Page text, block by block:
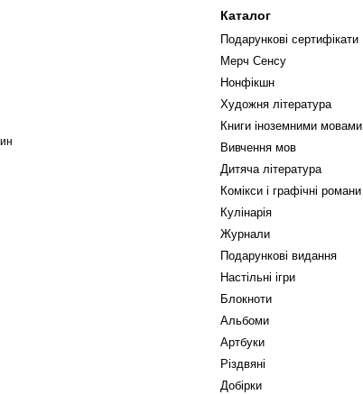
Каталог
Подарункові сертифікати
Мерч Сенсу
Нонфікшн
Художня література
Книги іноземними мовами
Вивчення мов
Дитяча література
Комікси і графічні романи
Кулінарія
Журнали
Подарункові видання
Настільні ігри
Блокноти
Альбоми
Артбуки
Різдвяні
Добірки